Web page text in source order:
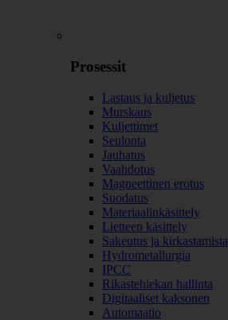
Prosessit
Lastaus ja kuljetus
Murskaus
Kuljettimet
Seulonta
Jauhatus
Vaahdotus
Magneettinen erotus
Suodatus
Materiaalinkäsittely
Lietteen käsittely
Sakeutus ja kirkastamista
Hydrometallurgia
IPCC
Rikastehiekan hallinta
Digitaaliset kaksonen
Automaatio